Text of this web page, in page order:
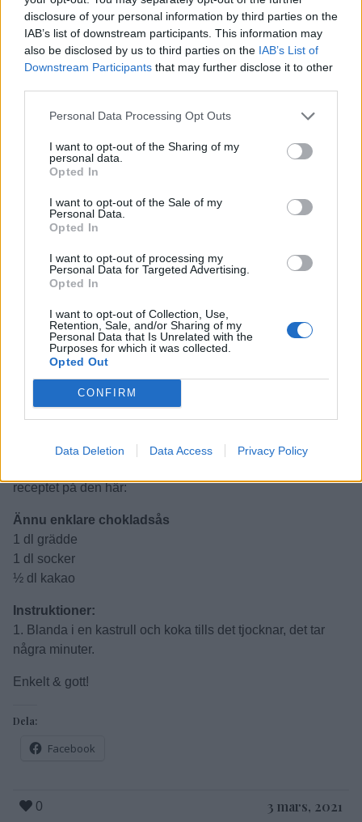
disclosure of your personal information by third parties on the
IAB’s list of downstream participants. This information may
also be disclosed by us to third parties on the IAB’s List of
Downstream Participants that may further disclose it to other
Personal Data Processing Opt Outs
I want to opt-out of the Sharing of my
personal data.
Opted In
I want to opt-out of the Sale of my
Personal Data.
Opted In
I want to opt-out of processing my
Personal Data for Targeted Advertising.
Opted In
I want to opt-out of Collection, Use,
Retention, Sale, and/or Sharing of my
Personal Data that Is Unrelated with the
Purposes for which it was collected.
Opted Out
CONFIRM
Data Deletion Data Access Privacy Policy
den koka till ca 125 grader (20-30 minuter) så får du just
chokladkola.
1 dl socker
1 dl grädde
½ dl kakao
1 tsk vaniljsocker
Instruktioner:
1. Blanda alla ingredienser i en kastrull, rör om och låt
koka på medelvärme tills såsen tjocknar. Det tar några
minuter.
Förvaras i burk i kyl och kan värmas upp försiktigt i mikro
för att få flytande igen.
Om du vill får ännu mer kolasmak så kan du bryna smöret
receptet på den här:
Ännu enklare chokladsås
1 dl grädde
1 dl socker
½ dl kakao
Instruktioner:
1. Blanda i en kastrull och koka tills det tjocknar, det tar
några minuter.
Enkelt & gott!
Dela:
Facebook
0 3 mars, 2021